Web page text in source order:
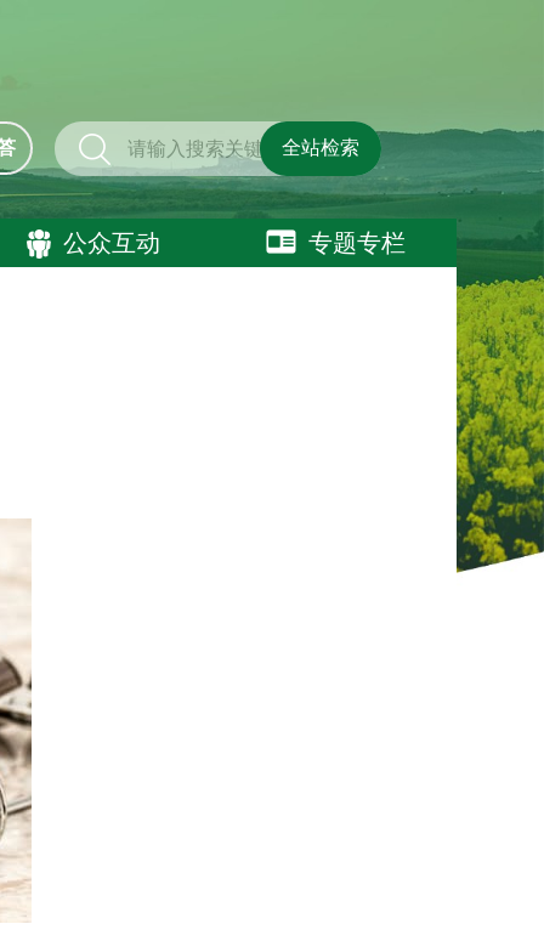
全站检索
公众互动 专题专栏